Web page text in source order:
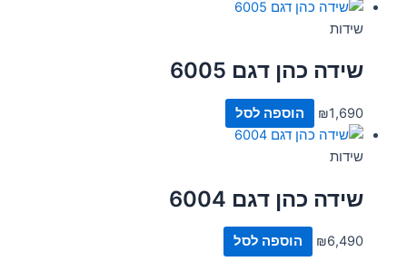
שידות
שידה כהן דגם 6005
₪1,690 הוספה לסל
שידות
שידה כהן דגם 6004
₪6,490 הוספה לסל